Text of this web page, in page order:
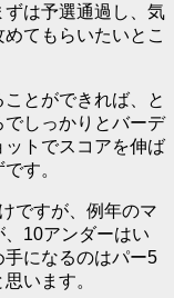
は予選通過し、気
てもらいたいとこ
とができれば、と
しっかりとバーデ
ットでスコアを伸ば
す。
ですが、例年のマ
10アンダーはい
になるのはパー5
います。